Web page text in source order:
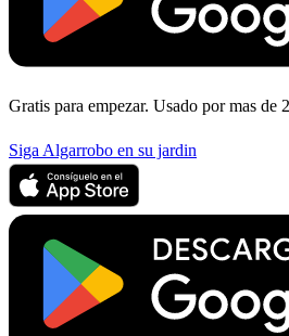
Gratis para empezar. Usado por mas de
Siga Algarrobo en su jardin